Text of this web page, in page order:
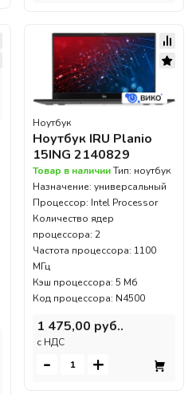
Ноутбук
Ноутбук IRU Planio
15ING 2140829
Товар в наличииТип: ноутбук
Назначение: универсальный
Процессор: Intel Processor
Количество ядер
процессора: 2
Частота процессора: 1100
МГц
Кэш процессора: 5 Мб
Код процессора: N4500
1 475,00 руб..
c НДС
- +